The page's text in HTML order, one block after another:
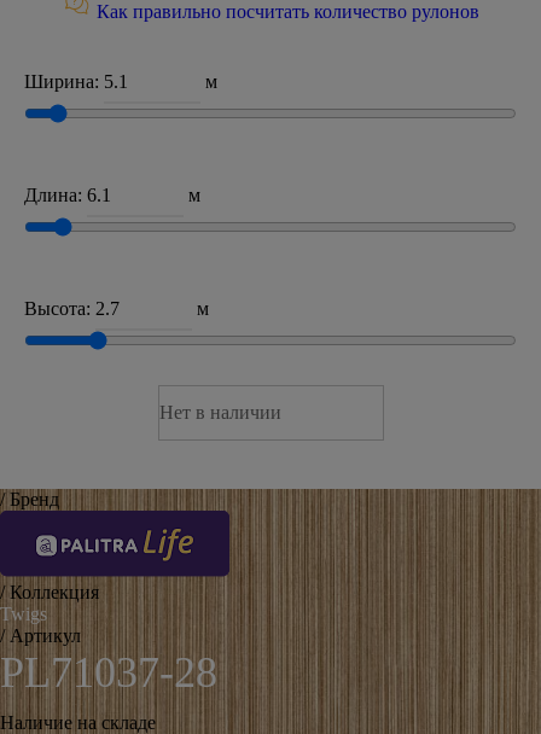
Как правильно посчитать количество рулонов
Ширина: м
Длина: м
Высота: м
Нет в наличии
/ Бренд
/ Коллекция
Twigs
/ Артикул
PL71037-28
Наличие на складе